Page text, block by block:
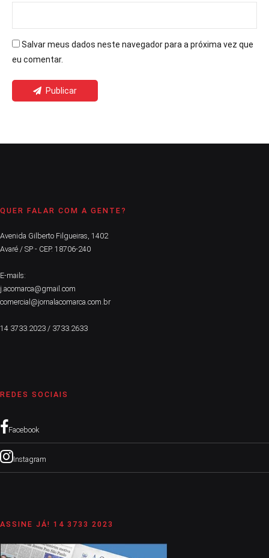
Salvar meus dados neste navegador para a próxima vez que
eu comentar.
Publicar
QUER FALAR COM A GENTE?
Avenida Gilberto Filgueiras, 1402
Avaré / SP - CEP. 18706-240
E-mails:
j.acomarca@gmail.com
comercial@jornalacomarca.com.br
14 3733.2023 / 3733.2633
REDES SOCIAIS
Facebook
Instagram
ASSINE JÁ! 14 3733 2023